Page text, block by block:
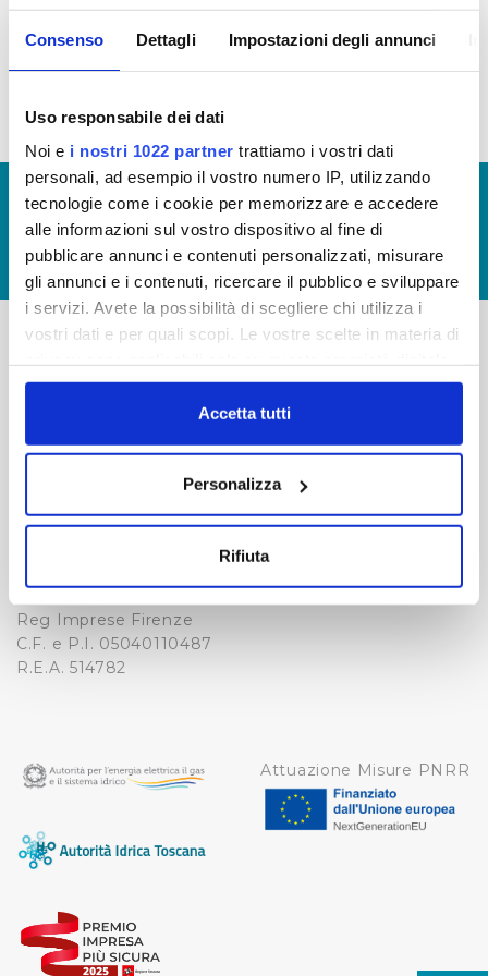
Consenso Dettagli Impostazioni degli annunci
Uso responsabile dei dati
Noi e i nostri 1022 partner trattiamo i vostri dati
personali, ad esempio il vostro numero IP, utilizzando
tecnologie come i cookie per memorizzare e accedere
alle informazioni sul vostro dispositivo al fine di
pubblicare annunci e contenuti personalizzati, misurare
gli annunci e i contenuti, ricercare il pubblico e sviluppare
i servizi. Avete la possibilità di scegliere chi utilizza i
vostri dati e per quali scopi. Le vostre scelte in materia di
in cui avete effettuato le vostre scelte. È possibile
modificare o revocare il proprio consenso in qualsiasi
momento dalla Dichiarazione sui cookie o facendo clic
Con il tuo consenso, vorremmo anche:
raccogliere informazioni sulla tua posizione
Identificare il tuo dispositivo, scansionandolo
attivamente alla ricerca di caratteristiche specifiche
(impronte digitali).
modificare o ritirare il tuo consenso in qualsiasi momento
dalla Dichiarazione sui cookie.
Utilizziamo dei cookie tecnici necessari per rendere
fruibile il sito web abilitandone funzionalità di base quali
protette. In linea con le preferenze manifestate
dall’Utente e con i consensi dallo stesso prestati, i
cookie possono essere inoltre utilizzati per analizzare il
Accetta tutti
Personalizza
Rifiuta
società partecipate non soggette al controllo di
amministrazioni pubbliche, ex art. 2 bis, comma 3
© Copyright 2017 - 2026
GLOSSARIO
GIUDICA IL SERVIZIO
LAVORA CON NOI
-
50126 Fi
Reg Imprese Firenze
C.F. e P.I. 05040110487
R.E.A. 514782
-
FAQ
PRIVACY POLICY
NOTE LEGALI
COOKIE
WHISTLEBLOWING
CREDITS
Attuazione Misure PNRR